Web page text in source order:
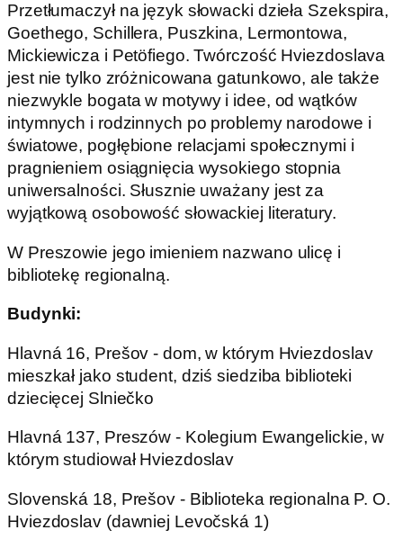
Przetłumaczył na język słowacki dzieła Szekspira,
Goethego, Schillera, Puszkina, Lermontowa,
Mickiewicza i Petöfiego. Twórczość Hviezdoslava
jest nie tylko zróżnicowana gatunkowo, ale także
niezwykle bogata w motywy i idee, od wątków
intymnych i rodzinnych po problemy narodowe i
światowe, pogłębione relacjami społecznymi i
pragnieniem osiągnięcia wysokiego stopnia
uniwersalności. Słusznie uważany jest za
wyjątkową osobowość słowackiej literatury.
W Preszowie jego imieniem nazwano ulicę i
bibliotekę regionalną.
Budynki:
Hlavná 16, Prešov - dom, w którym Hviezdoslav
mieszkał jako student, dziś siedziba biblioteki
dziecięcej Slniečko
Hlavná 137, Preszów - Kolegium Ewangelickie, w
którym studiował Hviezdoslav
Slovenská 18, Prešov - Biblioteka regionalna P. O.
Hviezdoslav (dawniej Levočská 1)